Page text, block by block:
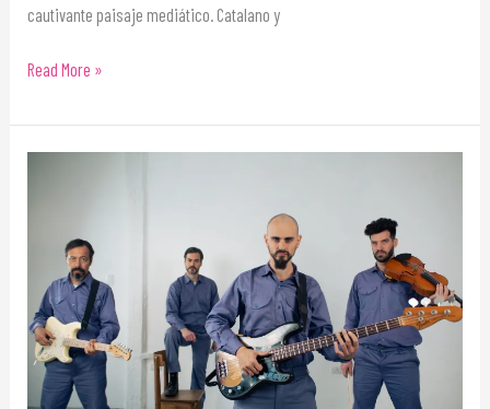
cautivante paisaje mediático. Catalano y
Read More »
autos